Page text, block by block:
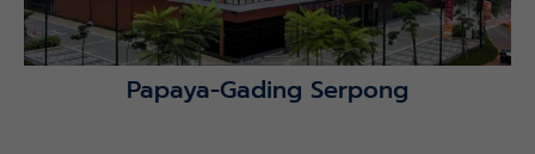
Papaya-Gading Serpong